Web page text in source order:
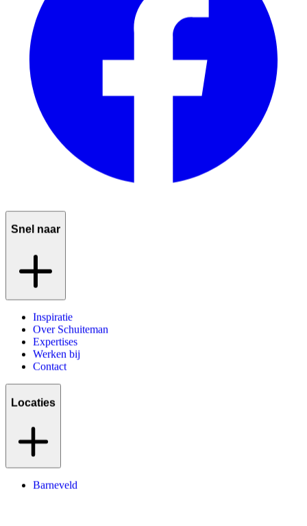
Snel naar
Inspiratie
Over Schuiteman
Expertises
Werken bij
Contact
Locaties
Barneveld